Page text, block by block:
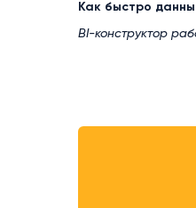
Как быстро
BI-конструктор